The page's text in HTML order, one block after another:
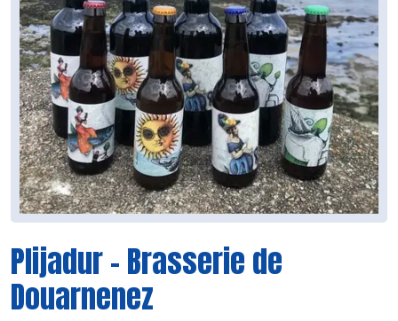
Plijadur – Brasserie de
Douarnenez